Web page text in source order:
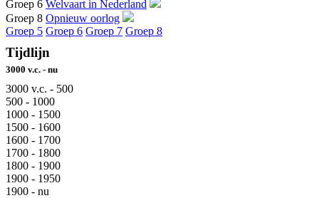
Groep 6 Welvaart in Nederland
Groep 8 Opnieuw oorlog
Groep 5 Groep 6 Groep 7 Groep 8
Tijdlijn
3000 v.c. - nu
3000 v.c. - 500
500 - 1000
1000 - 1500
1500 - 1600
1600 - 1700
1700 - 1800
1800 - 1900
1900 - 1950
1900 - nu